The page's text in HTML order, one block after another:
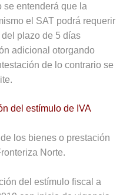
se entenderá que la
el SAT podrá requerir
plazo de 5 días
adicional otorgando
de lo contrario se
del estímulo de IVA
los bienes o prestación
Norte.
del estímulo fiscal a